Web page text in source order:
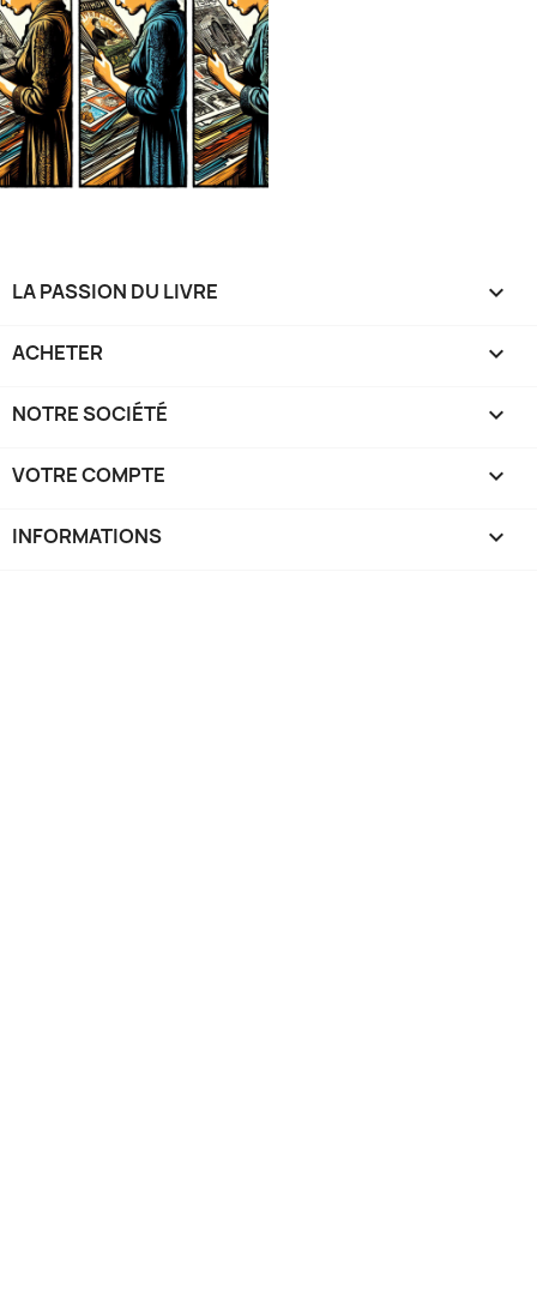
LA PASSION DU LIVRE 
ACHETER 
NOTRE SOCIÉTÉ 
VOTRE COMPTE 
INFORMATIONS keyboard_arrow_down